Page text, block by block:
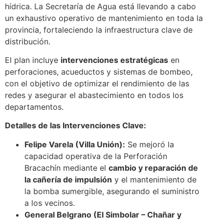
hídrica. La Secretaría de Agua está llevando a cabo
un exhaustivo operativo de mantenimiento en toda la
provincia, fortaleciendo la infraestructura clave de
distribución.
El plan incluye intervenciones estratégicas en
perforaciones, acueductos y sistemas de bombeo,
con el objetivo de optimizar el rendimiento de las
redes y asegurar el abastecimiento en todos los
departamentos.
Detalles de las Intervenciones Clave:
Felipe Varela (Villa Unión): Se mejoró la
capacidad operativa de la Perforación
Bracachín mediante el cambio y reparación de
la cañería de impulsión y el mantenimiento de
la bomba sumergible, asegurando el suministro
a los vecinos.
General Belgrano (El Simbolar – Chañar y